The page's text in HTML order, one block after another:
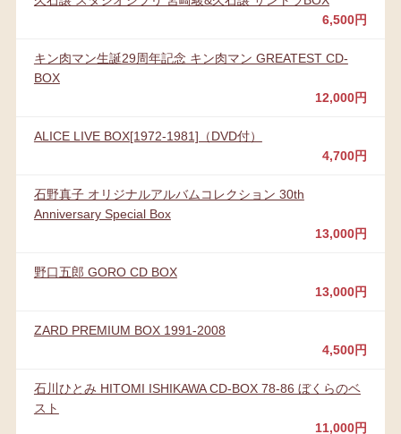
6,500円
キン肉マン生誕29周年記念 キン肉マン GREATEST CD-
BOX
12,000円
ALICE LIVE BOX[1972-1981]（DVD付）
4,700円
石野真子 オリジナルアルバムコレクション 30th
Anniversary Special Box
13,000円
野口五郎 GORO CD BOX
13,000円
ZARD PREMIUM BOX 1991-2008
4,500円
石川ひとみ HITOMI ISHIKAWA CD-BOX 78-86 ぼくらのベ
スト
11,000円